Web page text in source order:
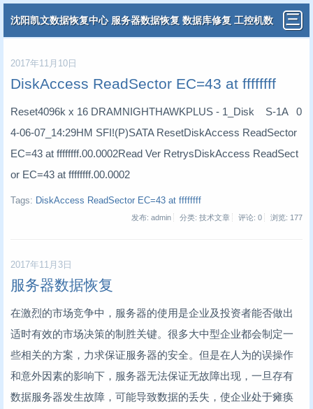
沈阳凯文数据恢复中心 服务器数据恢复 数据库修复 工控机数
据恢复 分布式虚拟机数据恢复
2017年11月10日
DiskAccess ReadSector EC=43 at ffffffff
Reset4096k x 16 DRAMNIGHTHAWKPLUS - 1_Disk S-1A 0
4-06-07_14:29HM SFI!(P)SATA ResetDiskAccess ReadSector
EC=43 at ffffffff.00.0002Read Ver RetrysDiskAccess ReadSect
or EC=43 at ffffffff.00.0002
Tags: DiskAccess ReadSector EC=43 at ffffffff
发布: admin 分类: 技术文章 评论: 0 浏览: 177
2017年11月3日
服务器数据恢复
在激烈的市场竞争中，服务器的使用是企业及投资者能否做出
适时有效的市场决策的制胜关键。很多大中型企业都会制定一
些相关的方案，力求保证服务器的安全。但是在人为的误操作
和意外因素的影响下，服务器无法保证无故障出现，一旦存有
数据服务器发生故障，可能导致数据的丢失，使企业处于瘫痪